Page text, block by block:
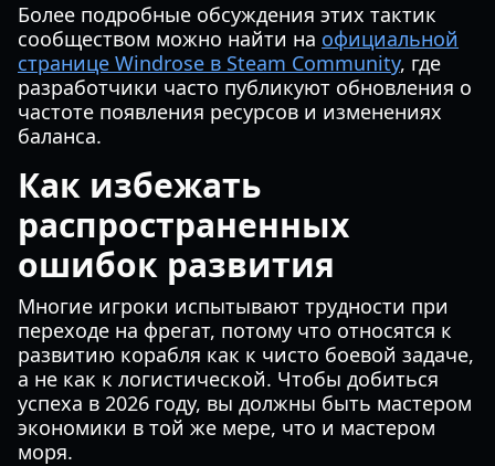
Более подробные обсуждения этих тактик
сообществом можно найти на официальной
странице Windrose в Steam Community, где
разработчики часто публикуют обновления о
частоте появления ресурсов и изменениях
баланса.
Как избежать
распространенных
ошибок развития
Многие игроки испытывают трудности при
переходе на фрегат, потому что относятся к
развитию корабля как к чисто боевой задаче,
а не как к логистической. Чтобы добиться
успеха в 2026 году, вы должны быть мастером
экономики в той же мере, что и мастером
моря.